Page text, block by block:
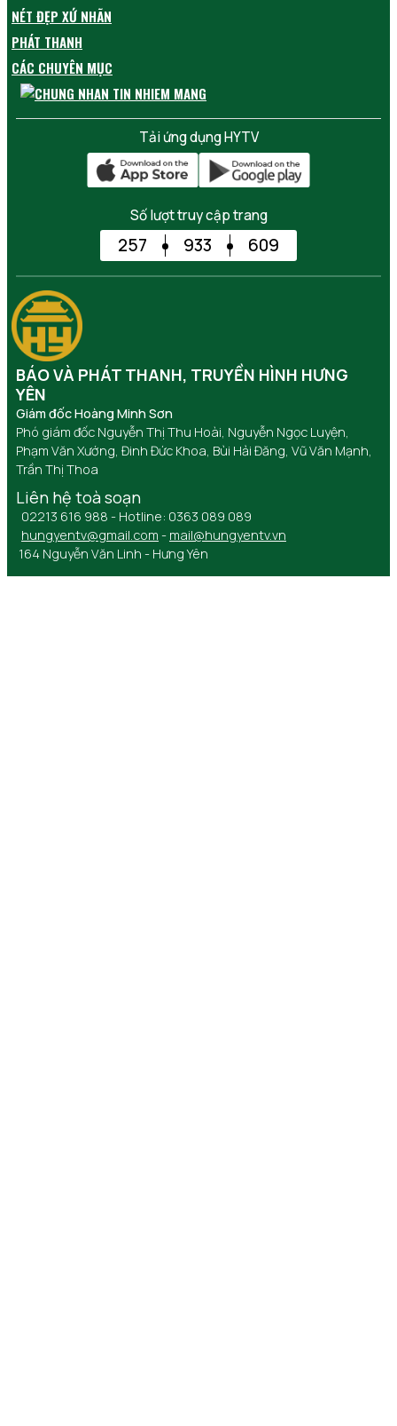
NÉT ĐẸP XỨ NHÃN
PHÁT THANH
CÁC CHUYÊN MỤC
Tải ứng dụng HYTV
Số lượt truy cập trang
257 933 609
BÁO VÀ PHÁT THANH, TRUYỀN HÌNH HƯNG
YÊN
Giám đốc Hoàng Minh Sơn
Phó giám đốc Nguyễn Thị Thu Hoài, Nguyễn Ngọc Luyện,
Phạm Văn Xướng, Đinh Đức Khoa, Bùi Hải Đăng, Vũ Văn Mạnh,
Trần Thị Thoa
Liên hệ toà soạn
02213 616 988 - Hotline: 0363 089 089
hungyentv@gmail.com - mail@hungyentv.vn
164 Nguyễn Văn Linh - Hưng Yên